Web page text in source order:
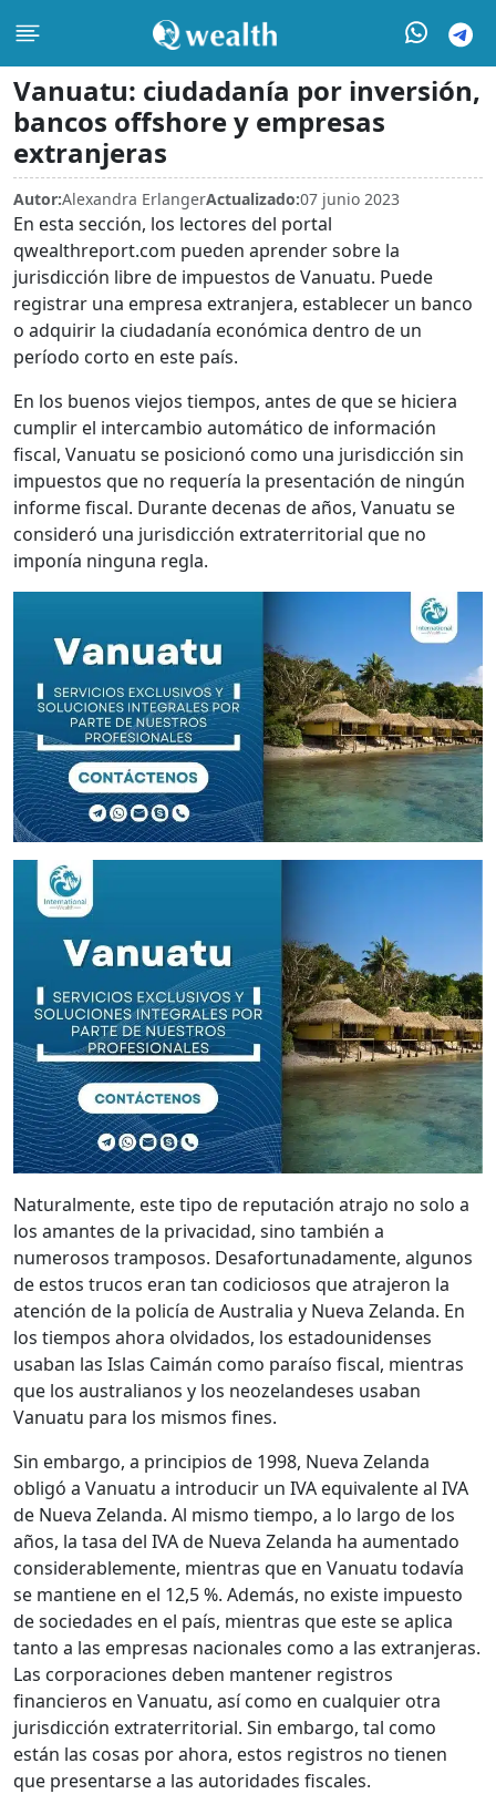
Vanuatu: ciudadanía por inversión,
bancos offshore y empresas
extranjeras
Autor:Alexandra ErlangerActualizado:07 junio 2023
En esta sección, los lectores del portal
qwealthreport.com pueden aprender sobre la
jurisdicción libre de impuestos de Vanuatu. Puede
registrar una empresa extranjera, establecer un banco
o adquirir la ciudadanía económica dentro de un
período corto en este país.
En los buenos viejos tiempos, antes de que se hiciera
cumplir el intercambio automático de información
fiscal, Vanuatu se posicionó como una jurisdicción sin
impuestos que no requería la presentación de ningún
informe fiscal. Durante decenas de años, Vanuatu se
consideró una jurisdicción extraterritorial que no
imponía ninguna regla.
Naturalmente, este tipo de reputación atrajo no solo a
los amantes de la privacidad, sino también a
numerosos tramposos. Desafortunadamente, algunos
de estos trucos eran tan codiciosos que atrajeron la
atención de la policía de Australia y Nueva Zelanda. En
los tiempos ahora olvidados, los estadounidenses
usaban las Islas Caimán como paraíso fiscal, mientras
que los australianos y los neozelandeses usaban
Vanuatu para los mismos fines.
Sin embargo, a principios de 1998, Nueva Zelanda
obligó a Vanuatu a introducir un IVA equivalente al IVA
de Nueva Zelanda. Al mismo tiempo, a lo largo de los
años, la tasa del IVA de Nueva Zelanda ha aumentado
considerablemente, mientras que en Vanuatu todavía
se mantiene en el 12,5 %. Además, no existe impuesto
de sociedades en el país, mientras que este se aplica
tanto a las empresas nacionales como a las extranjeras.
Las corporaciones deben mantener registros
financieros en Vanuatu, así como en cualquier otra
jurisdicción extraterritorial. Sin embargo, tal como
están las cosas por ahora, estos registros no tienen
que presentarse a las autoridades fiscales.